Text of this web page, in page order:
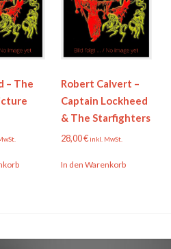
– The
Robert Calvert –
Captain Lockheed
& The Starfighters
28,00€inkl. MwSt.
In den Warenkorb